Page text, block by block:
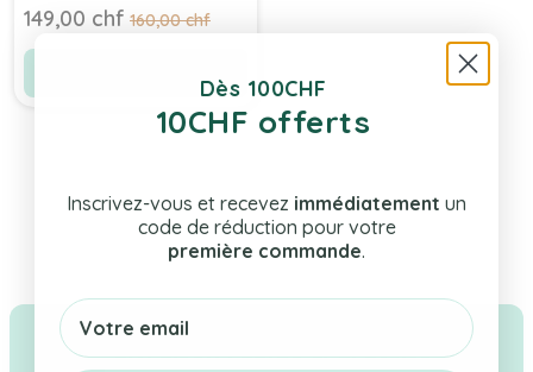
Prix Spécial
149,00 chf Prix normal
160,00 chf
Dès 100CHF
10CHF offerts
Inscrivez-vous et recevez immédiatement un
code de réduction pour votre
première commande.
Email